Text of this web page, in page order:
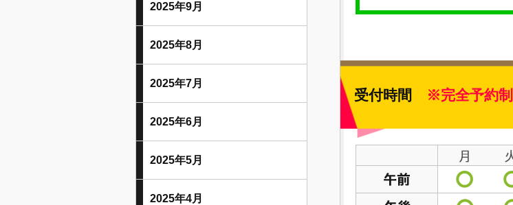
受付時間 ※完全予約制
2025年9月
2025年8月
2025年7月
2025年6月
2025年5月
2025年4月